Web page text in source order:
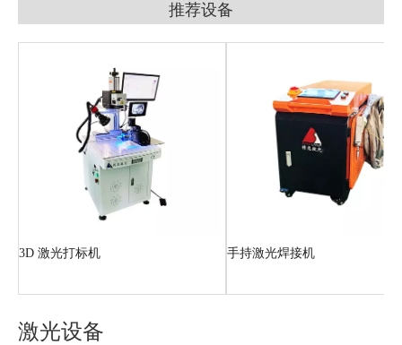
推荐设备
金属激光切割机4015 3D 激光打标机
激光设备